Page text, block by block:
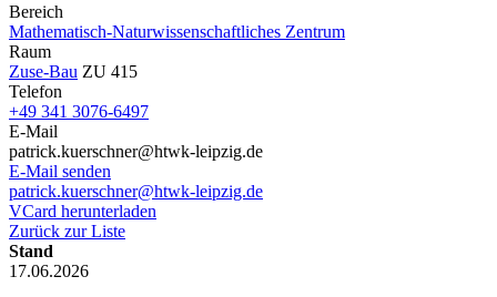
Bereich
Mathematisch-Naturwissenschaftliches Zentrum
Raum
Zuse-Bau ZU 415
Telefon
+49 341 3076-6497
E-Mail
patrick.kuerschner@htwk-leipzig.de
E-Mail senden
patrick.kuerschner@htwk-leipzig.de
VCard herunterladen
Zurück zur Liste
Stand
17.06.2026